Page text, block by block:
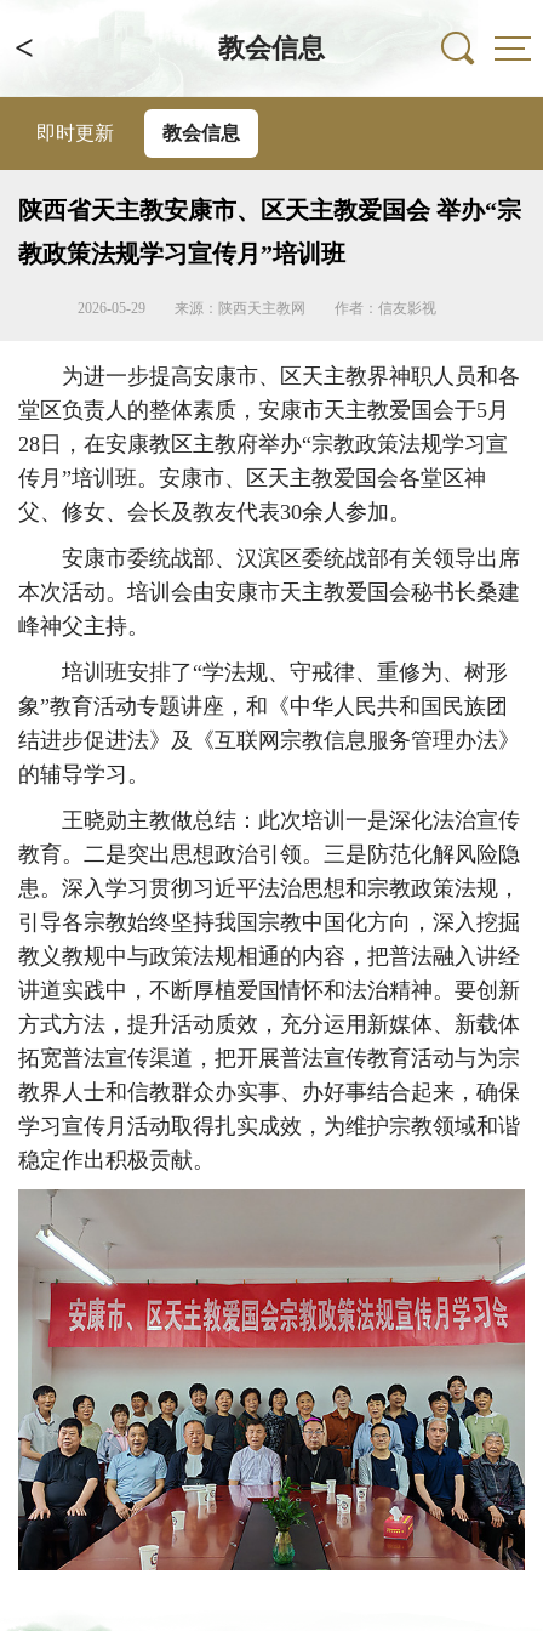
< 教会信息
即时更新 教会信息
陕西省天主教安康市、区天主教爱国会 举办“宗
教政策法规学习宣传月”培训班
2026-05-29 来源：陕西天主教网 作者：信友影视
为进一步提高安康市、区天主教界神职人员和各
堂区负责人的整体素质，安康市天主教爱国会于5月
28日，在安康教区主教府举办“宗教政策法规学习宣
传月”培训班。安康市、区天主教爱国会各堂区神
父、修女、会长及教友代表30余人参加。
安康市委统战部、汉滨区委统战部有关领导出席
本次活动。培训会由安康市天主教爱国会秘书长桑建
峰神父主持。
培训班安排了“学法规、守戒律、重修为、树形
象”教育活动专题讲座，和《中华人民共和国民族团
结进步促进法》及《互联网宗教信息服务管理办法》
的辅导学习。
王晓勋主教做总结：此次培训一是深化法治宣传
教育。二是突出思想政治引领。三是防范化解风险隐
患。深入学习贯彻习近平法治思想和宗教政策法规，
引导各宗教始终坚持我国宗教中国化方向，深入挖掘
教义教规中与政策法规相通的内容，把普法融入讲经
讲道实践中，不断厚植爱国情怀和法治精神。要创新
方式方法，提升活动质效，充分运用新媒体、新载体
拓宽普法宣传渠道，把开展普法宣传教育活动与为宗
教界人士和信教群众办实事、办好事结合起来，确保
学习宣传月活动取得扎实成效，为维护宗教领域和谐
稳定作出积极贡献。